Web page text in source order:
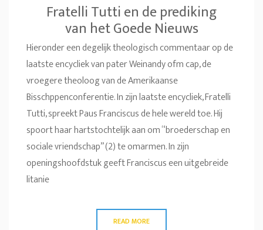
Fratelli Tutti en de prediking
van het Goede Nieuws
Hieronder een degelijk theologisch commentaar op de
laatste encycliek van pater Weinandy ofm cap, de
vroegere theoloog van de Amerikaanse
Bisschppenconferentie. In zijn laatste encycliek, Fratelli
Tutti, spreekt Paus Franciscus de hele wereld toe. Hij
spoort haar hartstochtelijk aan om “broederschap en
sociale vriendschap” (2) te omarmen. In zijn
openingshoofdstuk geeft Franciscus een uitgebreide
litanie
READ MORE